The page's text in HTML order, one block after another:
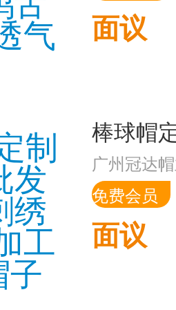
面议
广州冠达
免费会员
面议